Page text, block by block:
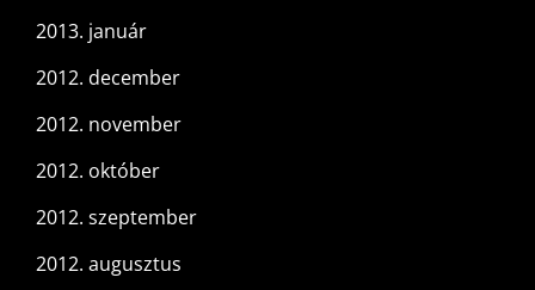
2013. január
2012. december
2012. november
2012. október
2012. szeptember
2012. augusztus